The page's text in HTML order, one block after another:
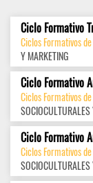
Ciclo Formativo
Ciclos Formativos
Y MARKETING
Ciclo Formativo
Ciclos Formativos
Ciclo Formativo
Ciclos Formativos